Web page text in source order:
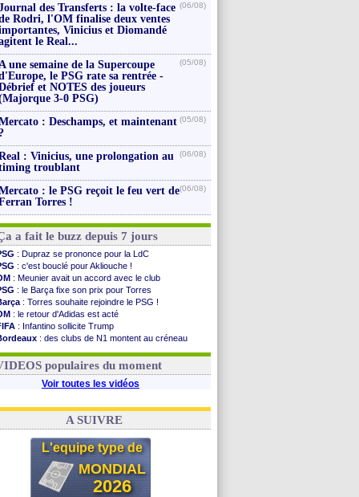
des Transferts : la volte-face
Rodri, l'OM finalise deux ventes
Vinicius et Diomandé
le Real...
(06/08)
une semaine de la Supercoupe
le PSG rate sa rentrée -
et NOTES des joueurs
3-0 PSG)
(05/08)
: Deschamps, et maintenant (05/08)
: Vinicius, une prolongation au
troublant
(06/08)
: le PSG reçoit le feu vert de
Torres !
(06/08)
a fait le buzz depuis 7 jours
: Dupraz se prononce pour la LdC
: c'est bouclé pour Akliouche !
: Meunier avait un accord avec le club
: le Barça fixe son prix pour Torres
: Torres souhaite rejoindre le PSG !
: le retour d'Adidas est acté
: Infantino sollicite Trump
: des clubs de N1 montent au créneau
: le démenti de Leipzig pour Diomandé
populaires du moment
Voir toutes les vidéos
A SUIVRE
L'equipe type de
MONDIAL
2026